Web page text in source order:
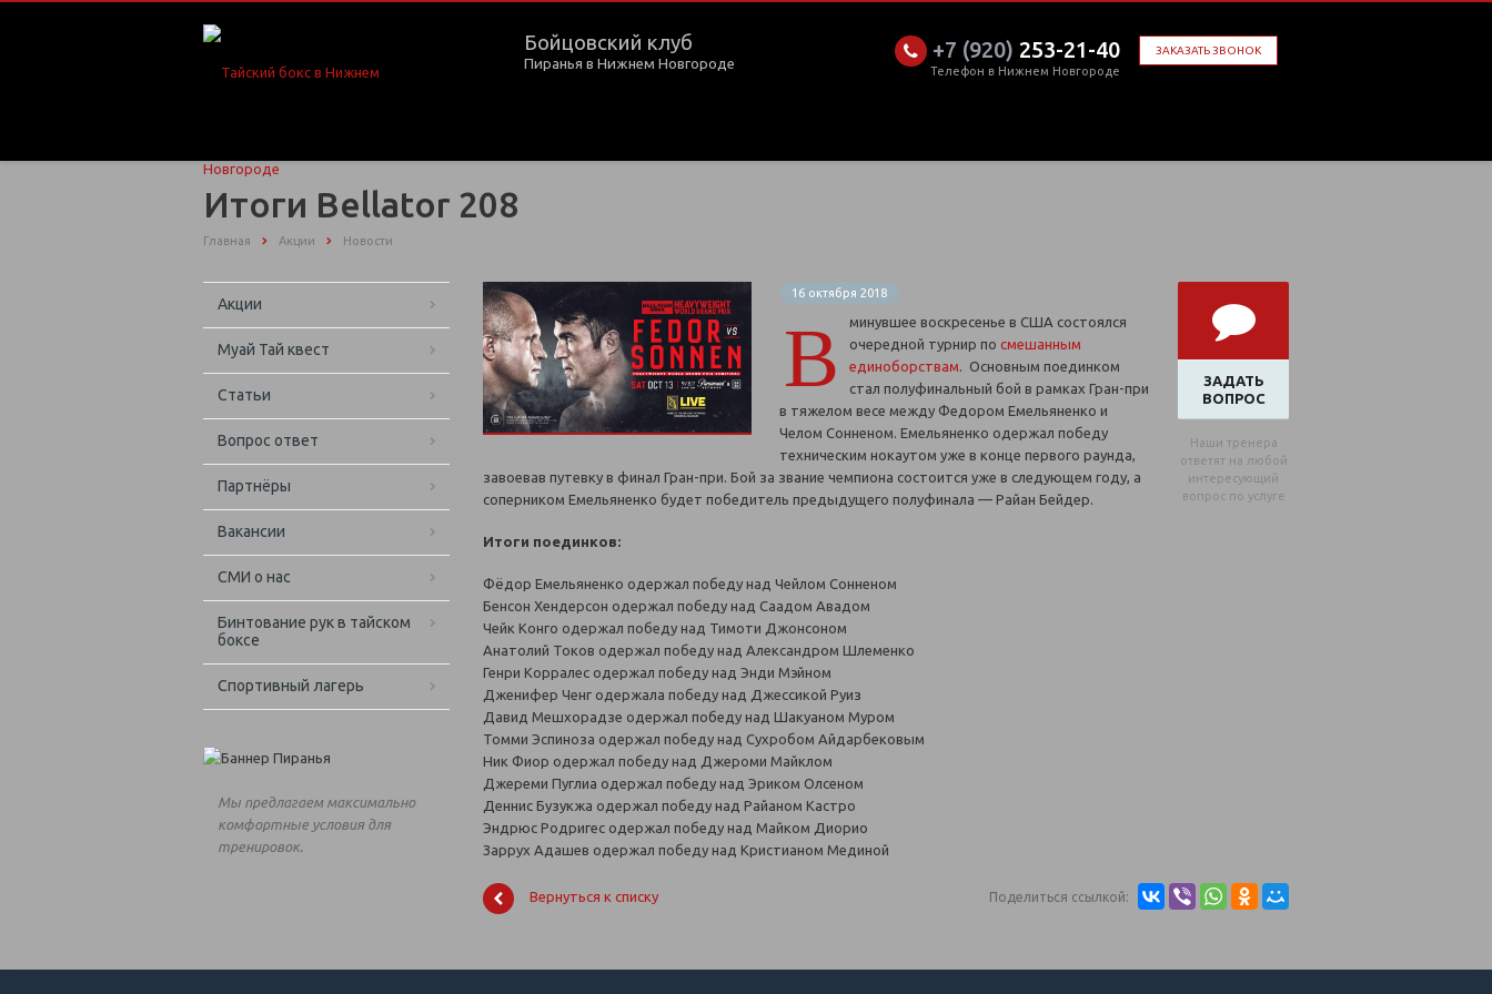
Бойцовский клуб
Пиранья в Нижнем Новгороде
ЗАКАЗАТЬ ЗВОНОК
+7 (920) 253-21-40
Телефон в Нижнем Новгороде
Итоги Bellator 208
Главная Акции Новости
Акции
Муай Тай квест
Статьи
Вопрос ответ
Партнёры
Вакансии
СМИ о нас
Бинтование рук в тайском
боксе
Спортивный лагерь
Мы предлагаем максимально
комфортные условия для
тренировок.
ЗАДАТЬ
ВОПРОС
Наши тренера
ответят на любой
интересующий
вопрос по услуге
16 октября 2018
В
минувшее воскресенье в США состоялся
очередной турнир по смешанным
единоборствам. Основным поединком
стал полуфинальный бой в рамках Гран-при
в тяжелом весе между Федором Емельяненко и
Челом Сонненом. Емельяненко одержал победу
техническим нокаутом уже в конце первого раунда,
завоевав путевку в финал Гран-при. Бой за звание чемпиона состоится уже в следующем году, а
соперником Емельяненко будет победитель предыдущего полуфинала — Райан Бейдер.
Итоги поединков:
Фёдор Емельяненко одержал победу над Чейлом Сонненом
Бенсон Хендерсон одержал победу над Саадом Авадом
Чейк Конго одержал победу над Тимоти Джонсоном
Анатолий Токов одержал победу над Александром Шлеменко
Генри Корралес одержал победу над Энди Мэйном
Дженифер Ченг одержала победу над Джессикой Руиз
Давид Мешхорадзе одержал победу над Шакуаном Муром
Томми Эспиноза одержал победу над Сухробом Айдарбековым
Ник Фиор одержал победу над Джероми Майклом
Джереми Пуглиа одержал победу над Эриком Олсеном
Деннис Бузукжа одержал победу над Райаном Кастро
Эндрюс Родригес одержал победу над Майком Диорио
Заррух Адашев одержал победу над Кристианом Мединой
Поделиться ссылкой:
Вернуться к списку